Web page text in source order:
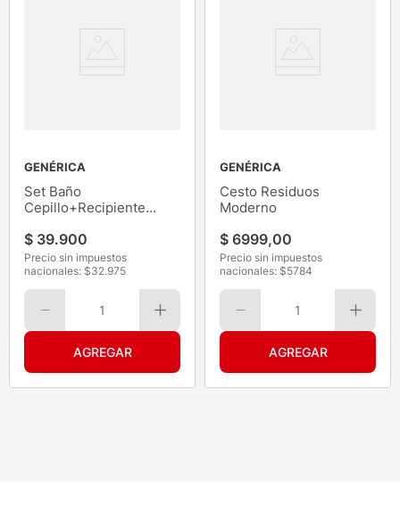
GENÉRICA
Set Baño
Cepillo+Recipiente
$ 39.900
Precio sin impuestos
nacionales: $32.975
1
GENÉRICA
Cesto Residuos
Moderno
$ 6999,00
Precio sin impuestos
nacionales: $5784
1